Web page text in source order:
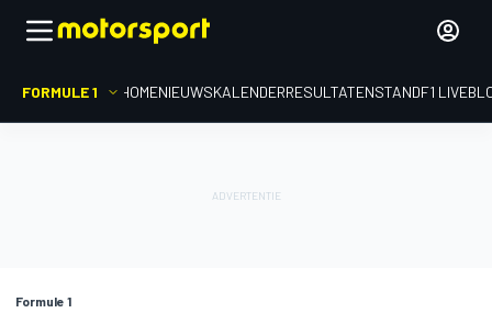
FORMULE 1 HOMENIEUWSKALENDERRESULTATENSTANDF1
Formule 1